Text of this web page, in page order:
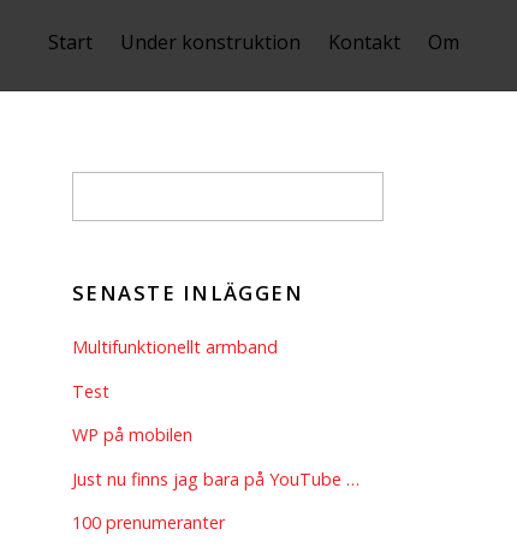
Start Under konstruktion Kontakt Om
SENASTE INLÄGGEN
Multifunktionellt armband
Test
WP på mobilen
Just nu finns jag bara på YouTube …
100 prenumeranter